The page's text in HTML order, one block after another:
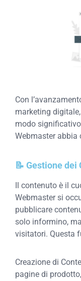
Con
marketing
modo
Webmaster abbia
📝 Gestione dei
Il contenuto è il
Webmaster si
pubblicare
solo informino,
visitatori. Questa
Creazione di
pagine di